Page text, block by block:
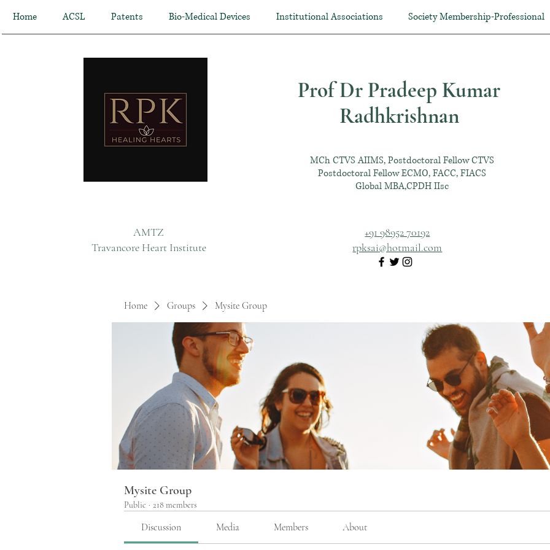
Home ACSL Patents Bio-Medical Devices Institutional Associations Society Membership-Professional
AMTZ
Travancore Heart Institute
Prof Dr Pradeep Kumar
Radhkrishnan
MCh CTVS AIIMS, Postdoctoral Fellow CTVS
Postdoctoral Fellow ECMO, FACC, FIACS
Global MBA,CPDH IIsc
+91 98952 70192
rpksai@hotmail.com
Home Groups Mysite Group
Mysite Group
Public · 218 members
Discussion Media Members About